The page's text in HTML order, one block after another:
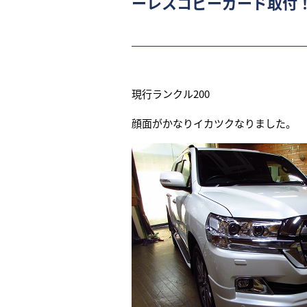
現行ランクル200
顔面がかなりイカツクなりました。